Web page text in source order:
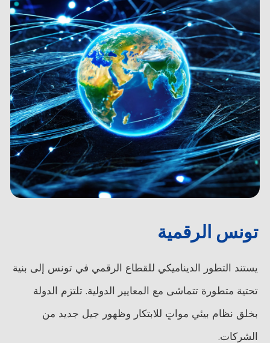
تونس الرقمية
يستند التطور الديناميكي للقطاع الرقمي في تونس إلى بنية
تحتية متطورة تتماشى مع المعايير الدولية. تلتزم الدولة
بخلق نظام بيئي مواتٍ للابتكار وظهور جيل جديد من
الشركات.